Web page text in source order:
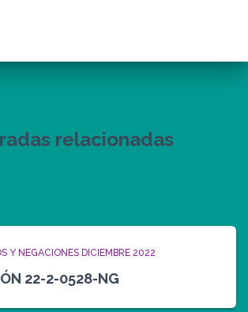
relacionadas
Y NEGACIONES DICIEMBRE 2022
22-2-0528-NG